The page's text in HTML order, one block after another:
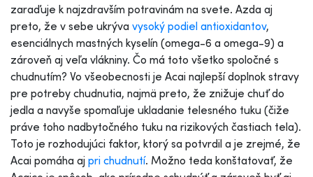
zaraďuje k najzdravším potravinám na svete. Azda aj
preto, že v sebe ukrýva vysoký podiel antioxidantov,
esenciálnych mastných kyselín (omega-6 a omega-9) a
zároveň aj veľa vlákniny. Čo má toto všetko spoločné s
chudnutím? Vo všeobecnosti je Acai najlepší doplnok stravy
pre potreby chudnutia, najmä preto, že znižuje chuť do
jedla a navyše spomaľuje ukladanie telesného tuku (čiže
práve toho nadbytočného tuku na rizikových častiach tela).
Toto je rozhodujúci faktor, ktorý sa potvrdil a je zrejmé, že
Acai pomáha aj pri chudnutí. Možno teda konštatovať, že